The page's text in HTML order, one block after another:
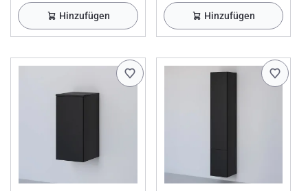
Hinzufügen Hinzufügen